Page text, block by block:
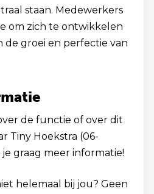
staan. Medewerkers
om zich te ontwikkelen
de groei en perfectie van
de functie of over dit
Tiny Hoekstra (06-
je graag meer informatie!
helemaal bij jou? Geen